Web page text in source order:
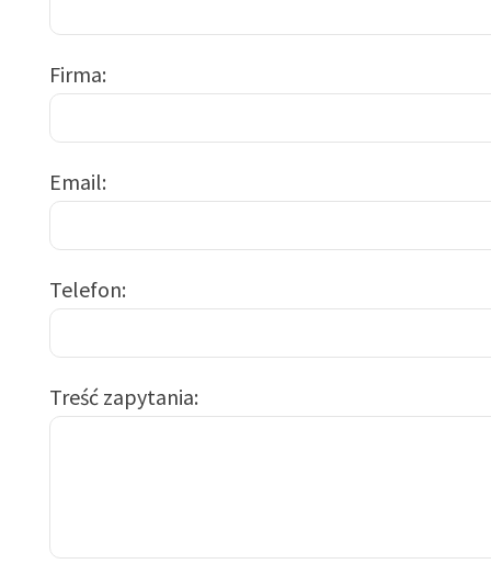
Firma
Email
Telefon
Treść zapytania